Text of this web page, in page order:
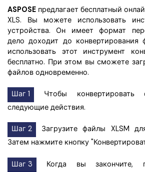
ASPOSE предлагает бесплатный
XLS. Вы можете использовать
устройства. Он имеет формат
дело доходит до
использовать этот инструмент
бесплатно. При этом вы сможете
файлов одновременно.
Шаг 1
Чтобы конвертировать
следующие действия.
Шаг 2
Загрузите файлы XLSM
Затем нажмите кнопку
Шаг 3
Когда вы закончите,